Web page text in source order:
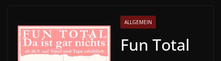
ALLGEMEIN
Fun Total